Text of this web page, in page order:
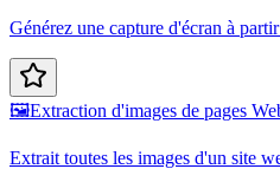
Générez une capture d'écran à
🖼️Extraction d'images de pages
Extrait toutes les images d'un site